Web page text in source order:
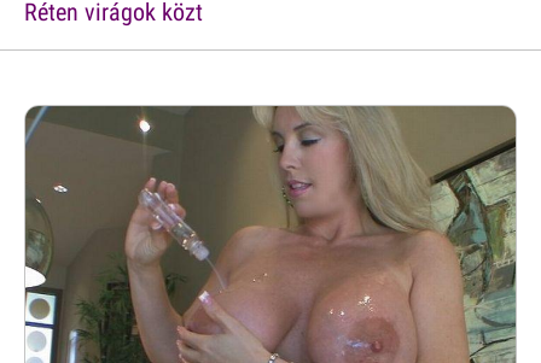
Réten virágok közt